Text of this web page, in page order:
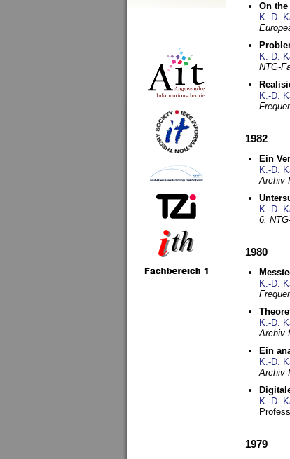
On
K.-D.
K.-D.
NTG-
K.-D.
1982
Ein
K.-D.
Archiv
K.-D.
6.
1980
K.-D.
K.-D.
Archiv
Ein
K.-D.
Archiv
K.-D.
1979